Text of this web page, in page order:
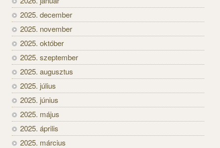
2025. december
2025. november
2025. október
2025. szeptember
2025. augusztus
2025. július
2025. június
2025. május
2025. április
2025. március